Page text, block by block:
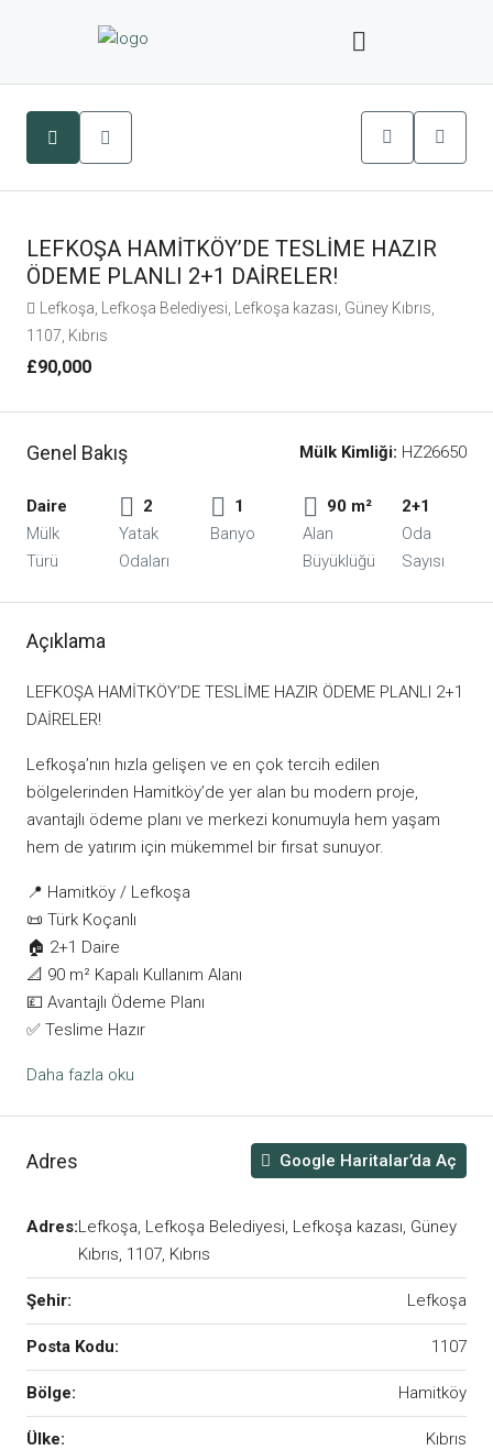
LEFKOŞA HAMİTKÖY’DE TESLİME HAZIR
ÖDEME PLANLI 2+1 DAİRELER!
Lefkoşa, Lefkoşa Belediyesi, Lefkoşa kazası, Güney Kıbrıs,
1107, Kıbrıs
£90,000
Genel Bakış Mülk Kimliği: HZ26650
Daire
Mülk
Türü
2
Yatak
Odaları
1
Banyo
90 m²
Alan
Büyüklüğü
2+1
Oda
Sayısı
Açıklama
LEFKOŞA HAMİTKÖY’DE TESLİME HAZIR ÖDEME PLANLI 2+1
DAİRELER!
Lefkoşa’nın hızla gelişen ve en çok tercih edilen
bölgelerinden Hamitköy’de yer alan bu modern proje,
avantajlı ödeme planı ve merkezi konumuyla hem yaşam
hem de yatırım için mükemmel bir fırsat sunuyor.
📍 Hamitköy / Lefkoşa
📜 Türk Koçanlı
🏠 2+1 Daire
📐 90 m² Kapalı Kullanım Alanı
💷 Avantajlı Ödeme Planı
✅ Teslime Hazır
Daha fazla oku
Adres Google Haritalar’da Aç
Adres:Lefkoşa, Lefkoşa Belediyesi, Lefkoşa kazası, Güney
Kıbrıs, 1107, Kıbrıs
Şehir: Lefkoşa
Posta Kodu: 1107
Bölge: Hamitköy
Ülke: Kıbrıs